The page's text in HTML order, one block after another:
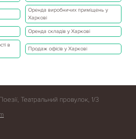
Оренда виробничих приміщень у
Харкові
Оренда складів у Харкові
в
Продаж офісів у Харкові
Театральний провулок, 1/3